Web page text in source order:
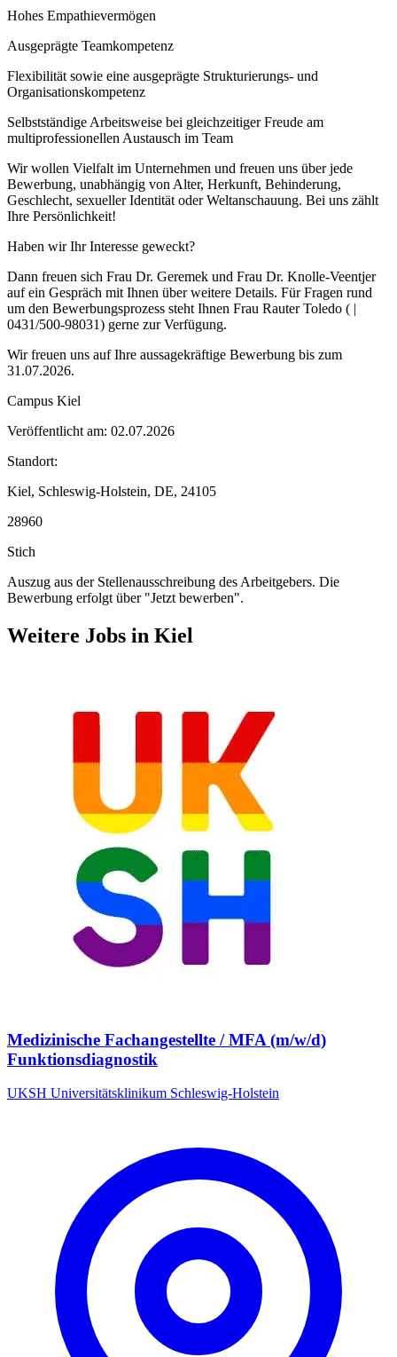
Hohes Empathievermögen
Ausgeprägte Teamkompetenz
Flexibilität sowie eine ausgeprägte Strukturierungs- und
Organisationskompetenz
Selbstständige Arbeitsweise bei gleichzeitiger Freude am
multiprofessionellen Austausch im Team
Wir wollen Vielfalt im Unternehmen und freuen uns über jede
Bewerbung, unabhängig von Alter, Herkunft, Behinderung,
Geschlecht, sexueller Identität oder Weltanschauung. Bei uns zählt
Ihre Persönlichkeit!
Haben wir Ihr Interesse geweckt?
Dann freuen sich Frau Dr. Geremek und Frau Dr. Knolle-Veentjer
auf ein Gespräch mit Ihnen über weitere Details. Für Fragen rund
um den Bewerbungsprozess steht Ihnen Frau Rauter Toledo ( |
0431/500-98031) gerne zur Verfügung.
Wir freuen uns auf Ihre aussagekräftige Bewerbung bis zum
31.07.2026.
Campus Kiel
Veröffentlicht am: 02.07.2026
Standort:
Kiel, Schleswig-Holstein, DE, 24105
28960
Stich
Auszug aus der Stellenausschreibung des Arbeitgebers. Die
Bewerbung erfolgt über "Jetzt bewerben".
Weitere Jobs in Kiel
Medizinische Fachangestellte / MFA (m/w/d)
Funktionsdiagnostik
UKSH Universitätsklinikum Schleswig-Holstein